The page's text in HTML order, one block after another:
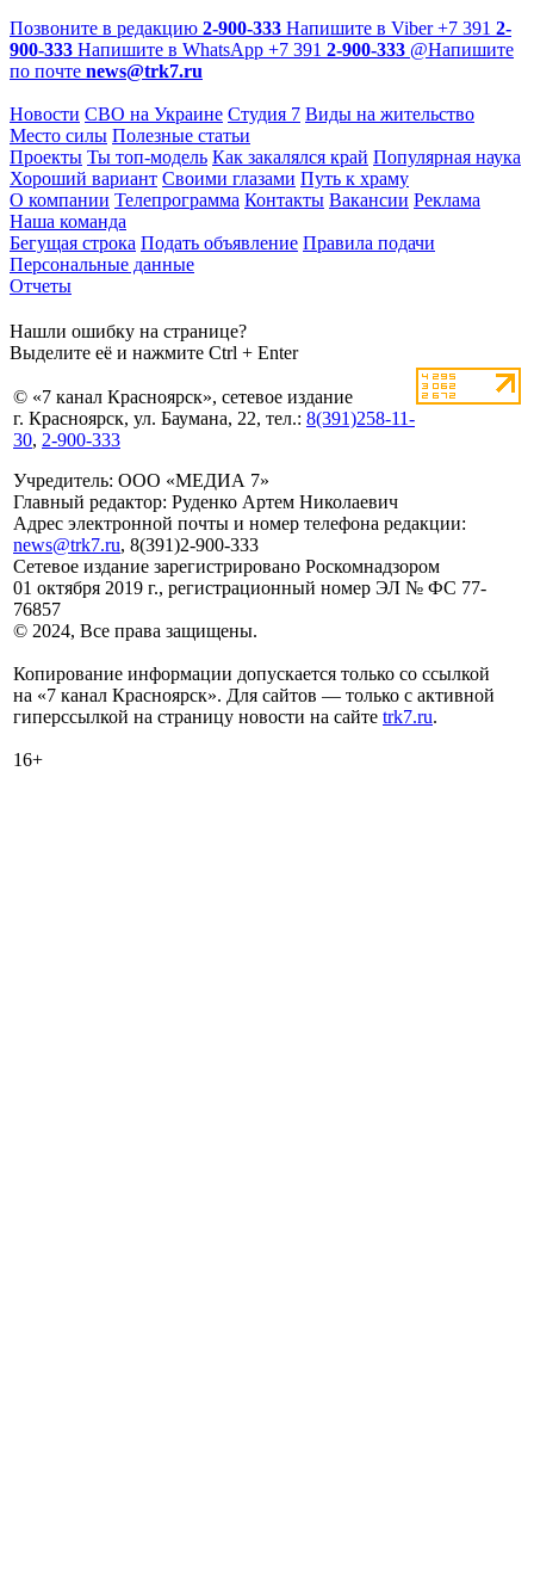
Позвоните в редакцию 2-900-333 Напишите в Viber +7 391 2-
900-333 Напишите в WhatsApp +7 391 2-900-333 @Напишите
по почте news@trk7.ru
Новости СВО на Украине Студия 7 Виды на жительство
Место силы Полезные статьи
Проекты Ты топ-модель Как закалялся край Популярная наука
Хороший вариант Своими глазами Путь к храму
О компании Телепрограмма Контакты Вакансии Реклама
Наша команда
Бегущая строка Подать объявление Правила подачи
Персональные данные
Отчеты
Нашли ошибку на странице?
Выделите её и нажмите Ctrl + Enter
© «7 канал Красноярск», сетевое издание
г. Красноярск, ул. Баумана, 22, тел.: 8(391)258-11-
30, 2-900-333
Учредитель: ООО «МЕДИА 7»
Главный редактор: Руденко Артем Николаевич
Адрес электронной почты и номер телефона редакции:
news@trk7.ru, 8(391)2-900-333
Сетевое издание зарегистрировано Роскомнадзором
01 октября 2019 г., регистрационный номер ЭЛ № ФС 77-
76857
© 2024, Все права защищены.
Копирование информации допускается только со ссылкой
на «7 канал Красноярск». Для сайтов — только с активной
гиперссылкой на страницу новости на сайте trk7.ru.
16+